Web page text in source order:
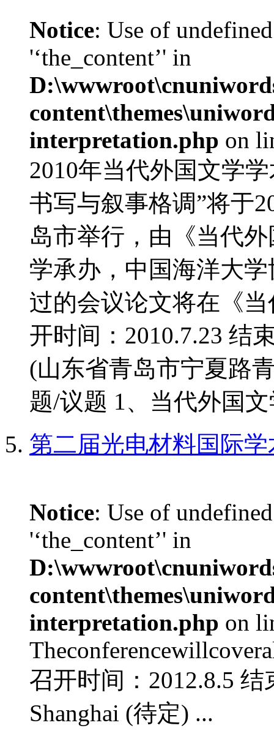
Notice: Use of
'‘the_content’' in
interpretation.php on
2010年当代外国文学
书写与叙事格调”将于
岛市举行，由《当代
学承办，中国海洋大
过的会议论文将在《
开时间：2010.7.23 结
(山东省青岛市宁夏路
题/议题 1、当代外国文
第二届光电材料国际
Notice: Use of
'‘the_content’' in
interpretation.php on
召开时间：2012.8.5
Shanghai (待定) ...